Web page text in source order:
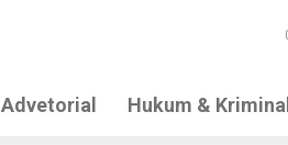
Advetorial Hukum &